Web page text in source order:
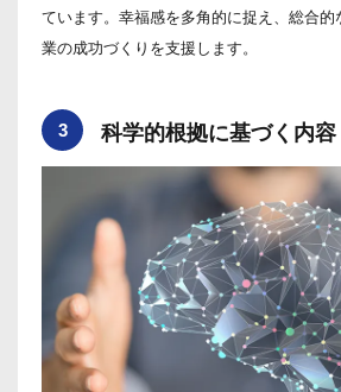
ています。幸福感を多角的に捉え、総合
業の成功づくりを支援します。
3 科学的根拠に基づく内容